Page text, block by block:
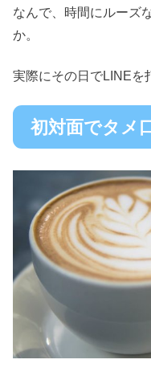
なんで、時間にルーズ
か。
実際にその日でLINEを
初対面でタメ